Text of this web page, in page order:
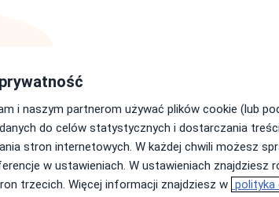
Dziś
Brak kalendarza w Twojej lokalizacji.
Pokaż adresy z kalendarzem
i naszym partnerom używać plików cookie (lub
do celów statystycznych i dostarczania
stron internetowych. W każdej chwili możesz
w ustawieniach. W ustawieniach znajdziesz
trzecich. Więcej informacji znajdziesz w polityka